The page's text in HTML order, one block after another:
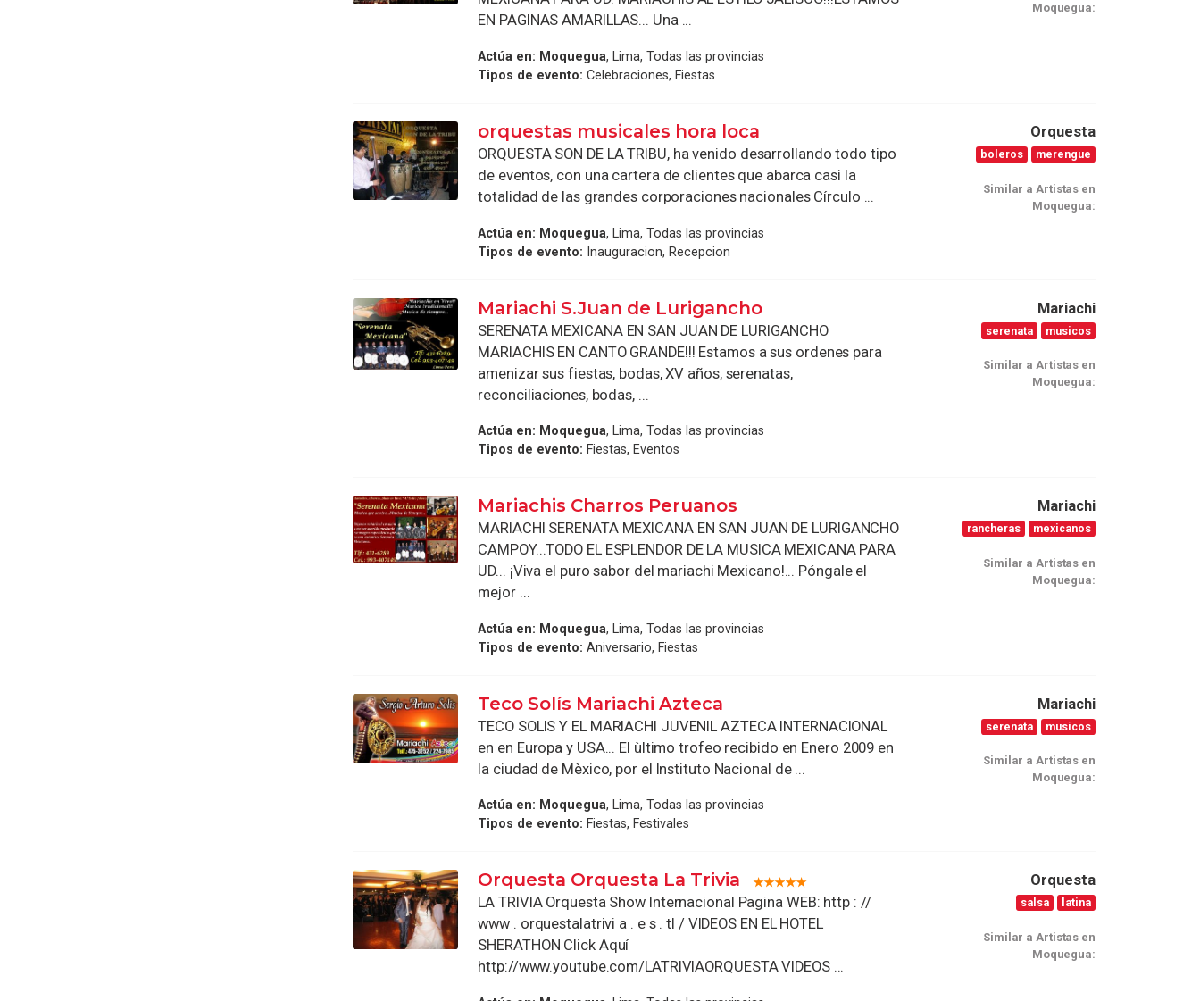
EN PAGINAS AMARILLAS... Una ...
Actúa en: Moquegua, Lima, Todas las provincias
Tipos de evento: Celebraciones, Fiestas
Moquegua:
orquestas musicales hora loca
ORQUESTA SON DE LA TRIBU, ha venido desarrollando todo tipo
de eventos, con una cartera de clientes que abarca casi la
totalidad de las grandes corporaciones nacionales Círculo ...
Actúa en: Moquegua, Lima, Todas las provincias
Tipos de evento: Inauguracion, Recepcion
Orquesta
boleros merengue
Similar a Artistas en
Moquegua:
Mariachi S.Juan de Lurigancho
SERENATA MEXICANA EN SAN JUAN DE LURIGANCHO
MARIACHIS EN CANTO GRANDE!!! Estamos a sus ordenes para
amenizar sus fiestas, bodas, XV años, serenatas,
reconciliaciones, bodas, ...
Actúa en: Moquegua, Lima, Todas las provincias
Tipos de evento: Fiestas, Eventos
Mariachi
serenata musicos
Similar a Artistas en
Moquegua:
Mariachis Charros Peruanos
MARIACHI SERENATA MEXICANA EN SAN JUAN DE LURIGANCHO
CAMPOY...TODO EL ESPLENDOR DE LA MUSICA MEXICANA PARA
UD... ¡Viva el puro sabor del mariachi Mexicano!... Póngale el
mejor ...
Actúa en: Moquegua, Lima, Todas las provincias
Tipos de evento: Aniversario, Fiestas
Mariachi
rancheras mexicanos
Similar a Artistas en
Moquegua:
Teco Solís Mariachi Azteca
TECO SOLIS Y EL MARIACHI JUVENIL AZTECA INTERNACIONAL
en en Europa y USA... El ùltimo trofeo recibido en Enero 2009 en
la ciudad de Mèxico, por el Instituto Nacional de ...
Actúa en: Moquegua, Lima, Todas las provincias
Tipos de evento: Fiestas, Festivales
Mariachi
serenata musicos
Similar a Artistas en
Moquegua:
Orquesta Orquesta La Trivia
LA TRIVIA Orquesta Show Internacional Pagina WEB: http : //
www . orquestalatrivi a . e s . tl / VIDEOS EN EL HOTEL
SHERATHON Click Aquí
http://www.youtube.com/LATRIVIAORQUESTA VIDEOS ...
Orquesta
salsa latina
Similar a Artistas en
Moquegua: